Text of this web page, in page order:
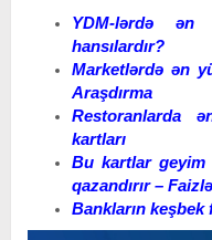
YDM-lərdə
hansılardır?
Marketlərdə ən
Araşdırma
Restoranlarda
kartları
Bu kartlar geyim
qazandırır –
Bankların keşbek